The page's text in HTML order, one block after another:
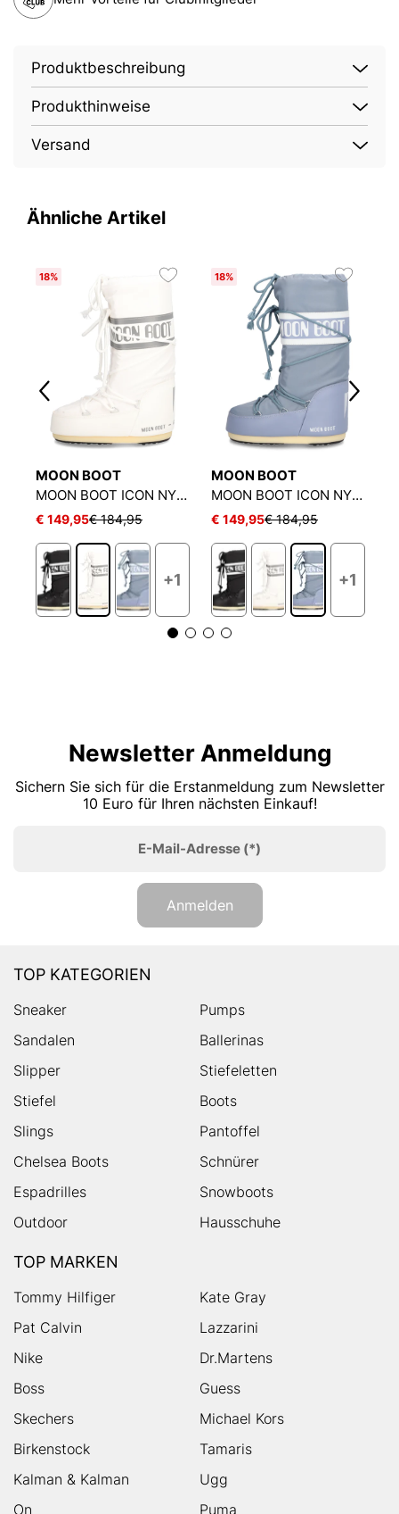
Produktbeschreibung
Produkthinweise
Versand
Ähnliche Artikel
18%
MOON BOOT
MOON BOOT ICON NYLON
€ 149,95€ 184,95
+1
18%
MOON BOOT
MOON BOOT ICON NYLON
€ 149,95€ 184,95
+1
Newsletter Anmeldung
Sichern Sie sich für die Erstanmeldung zum Newsletter
10 Euro für Ihren nächsten Einkauf!
E-Mail-Adresse (*)
Anmelden
TOP KATEGORIEN
Sneaker
Pumps
Sandalen
Ballerinas
Slipper
Stiefeletten
Stiefel
Boots
Slings
Pantoffel
Chelsea Boots
Schnürer
Espadrilles
Snowboots
Outdoor
Hausschuhe
TOP MARKEN
Tommy Hilfiger
Kate Gray
Pat Calvin
Lazzarini
Nike
Dr.Martens
Boss
Guess
Skechers
Michael Kors
Birkenstock
Tamaris
Kalman & Kalman
Ugg
On
Puma